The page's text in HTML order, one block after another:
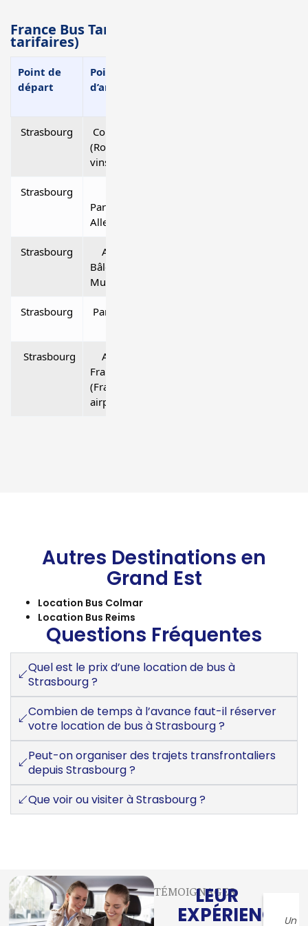
France Bus Tarifs — Transferts régionaux
tarifaires)
Point de
départ
Point
d’arrivée
Strasbourg
Colmar
(Route des
vins)
Strasbourg
Park (Rust
Allemagne)
Strasbourg
Aéroport
Bâle-
Mulhouse
Strasbourg Paris
Strasbourg
Aéroport
Francfort
(Frankfurt
airport)
Questions Fréquentes
Quel est le prix d’une location de bus à
Strasbourg ?
Combien de temps à l’avance faut-il réserver
votre location de bus à Strasbourg ?
Peut-on organiser des trajets transfrontaliers
depuis Strasbourg ?
Que voir ou visiter à Strasbourg ?
Autres Destinations en
Grand Est
Location Bus Colmar
Location Bus Reims
TÉMOIGNAGES
LEUR
EXPÉRIENCEUn